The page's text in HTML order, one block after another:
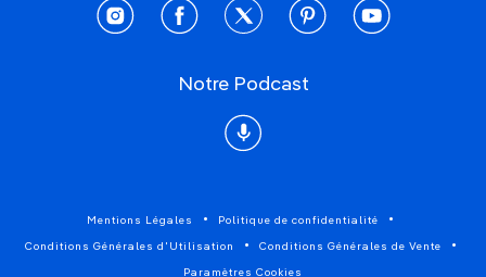
instagramfacebooktwitter pinterestyoutube
Notre Podcast
Podcast
Mentions Légales Politique de confidentialité
Conditions Générales d'Utilisation Conditions Générales de Vente
Paramètres Cookies